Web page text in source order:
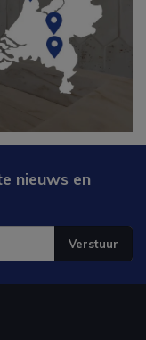
nieuws en
Verstuur